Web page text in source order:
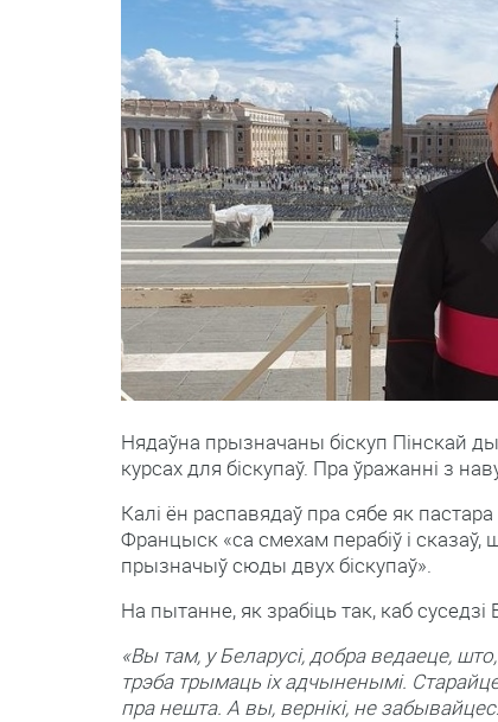
дыяцэзыі
што
у
Ватыкане
памятаюць
пра
Беларусь
Нядаўна прызначаны біскуп Пінскай
курсах для біскупаў. Пра ўражанні з
Калі ён распавядаў пра сябе як
Францыск «са смехам перабіў і
прызначыў сюды двух біскупаў».
На пытанне, як зрабіць так, каб
«Вы там, у Беларусі, добра ведаеце,
трэба трымаць іх адчыненымі.
пра нешта. А вы, вернікі, не